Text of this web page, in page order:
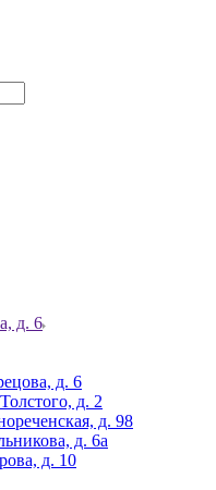
д. 6
д. 6
д. 2
д. 98
д. 6а
д. 10